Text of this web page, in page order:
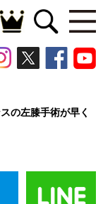
の左膝手術が早く